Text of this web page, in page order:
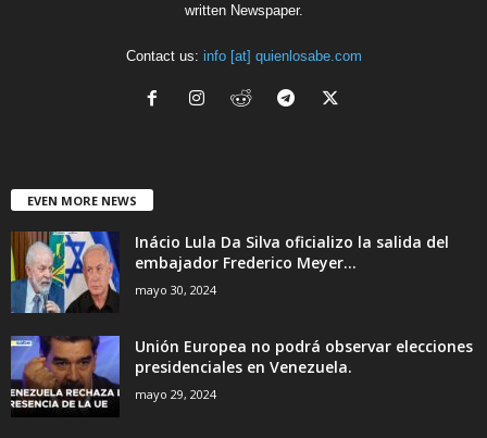
written Newspaper.
Contact us: info [at] quienlosabe.com
EVEN MORE NEWS
Inácio Lula Da Silva oficializo la salida del
embajador Frederico Meyer...
mayo 30, 2024
Unión Europea no podrá observar elecciones
presidenciales en Venezuela.
mayo 29, 2024